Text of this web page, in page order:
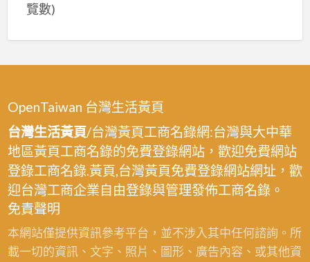
覽數)
OpenTaiwan 台灣生活黃頁
台灣生活黃頁/台灣黃頁工商名錄網:台灣與大中華
地區黃頁工商名錄的免費登錄網站，歡迎免費網站
登錄工商名錄.黃頁,台灣黃頁免費登錄網站網址，歡
迎台灣工商企業自由登錄與管理發佈工商名錄。
免責聲明
本網站僅提供資訊參考平台，並不涉入其中任何諮詢。所
載一切的資訊、文字、照片、圖形、廣告內容、或其他資